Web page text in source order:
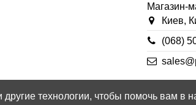
Магазин-
Киев,
(068)
другие технологии, чтобы помочь вам в